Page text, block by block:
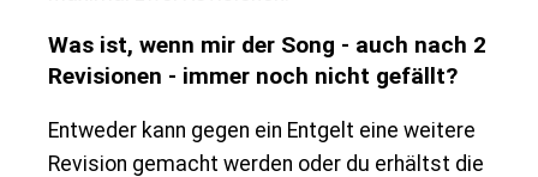
Was ist, wenn mir der Song - auch nach 2
Revisionen - immer noch nicht gefällt?
Entweder kann gegen ein Entgelt eine weitere
Revision gemacht werden oder du erhältst die